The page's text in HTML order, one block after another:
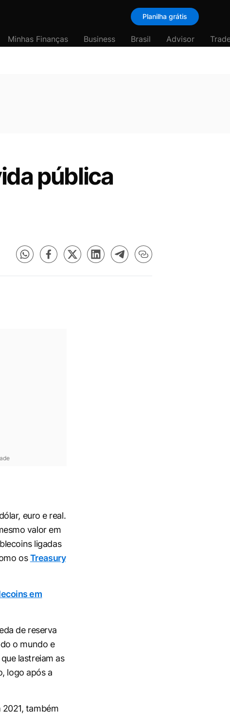
Planilha grátis
Minhas Finanças Business Brasil Advisor
pública
euro e real.
valor em
ligadas
osTreasury
em
de reserva
o mundo e
lastreiam as
logo após a
também